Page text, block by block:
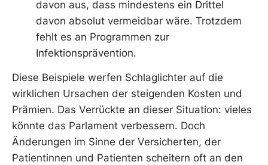
davon aus, dass mindestens ein Drittel
davon absolut vermeidbar wäre. Trotzdem
fehlt es an Programmen zur
Infektionsprävention.
Diese Beispiele werfen Schlaglichter auf die
wirklichen Ursachen der steigenden Kosten und
Prämien. Das Verrückte an dieser Situation: vieles
könnte das Parlament verbessern. Doch
Änderungen im Sinne der Versicherten, der
Patientinnen und Patienten scheitern oft an den